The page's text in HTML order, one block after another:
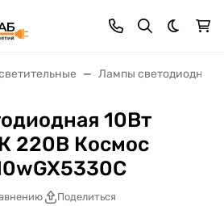
Темная
Лампы светодиодные
10Вт
220В Космос
Поделиться